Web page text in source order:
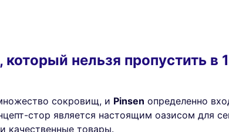
нельзя пропустить в
сокровищ, и Pinsen определенно
стор является настоящим оазисом для
качественные товары.